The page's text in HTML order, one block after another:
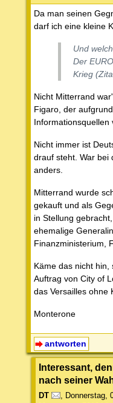
Da man seinen
darf ich eine kleine
Und
Der
Krieg
Nicht Mitterrand
Figaro, der
Informationsquellen
Nicht immer ist
drauf steht. War bei
anders.
Mitterrand wurde
gekauft und als
in Stellung
ehemalige
Finanzministerium,
Käme das nicht
Auftrag von City of
das Versailles ohne
Monterone
antworten
Interessant,
nach seiner
DT , Donnerstag,